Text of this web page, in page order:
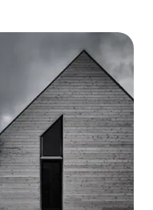
„Odabrali gosti”